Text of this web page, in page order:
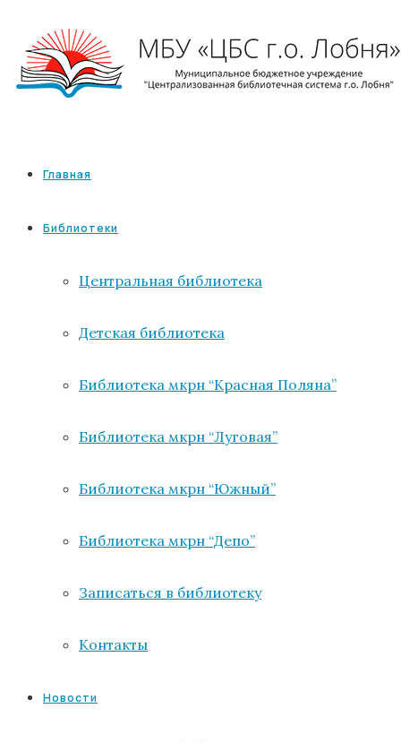
Главная
Библиотеки
Центральная библиотека
Детская библиотека
Библиотека мкрн “Красная Поляна”
Библиотека мкрн “Луговая”
Библиотека мкрн “Южный”
Библиотека мкрн “Депо”
Записаться в библиотеку
Контакты
Новости